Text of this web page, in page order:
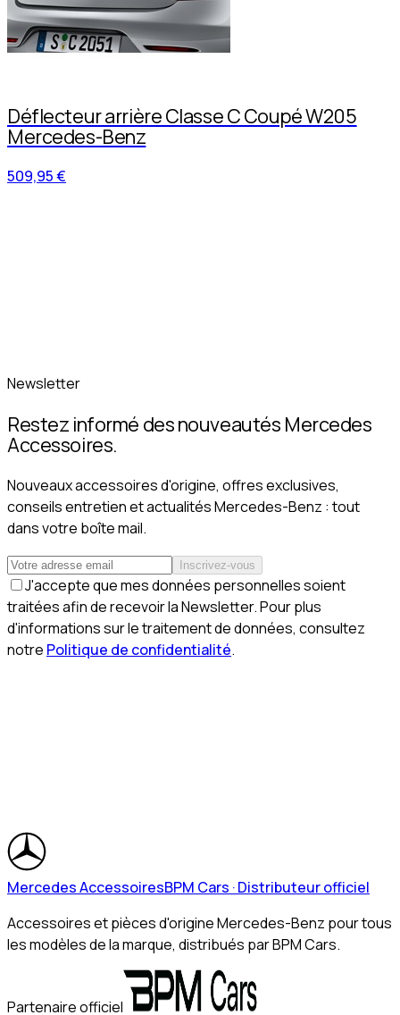
Déflecteur arrière Classe C Coupé W205
Mercedes-Benz
509,95 €
Newsletter
Restez informé des nouveautés Mercedes
Accessoires.
Nouveaux accessoires d'origine, offres exclusives,
conseils entretien et actualités Mercedes-Benz : tout
dans votre boîte mail.
Inscrivez-vous
J'accepte que mes données personnelles soient
traitées afin de recevoir la Newsletter. Pour plus
d'informations sur le traitement de données, consultez
notre Politique de confidentialité.
Mercedes AccessoiresBPM Cars · Distributeur officiel
Accessoires et pièces d'origine Mercedes-Benz pour tous
les modèles de la marque, distribués par BPM Cars.
Partenaire officiel